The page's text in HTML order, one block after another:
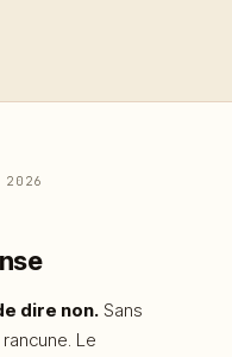
dire non. Sans
Le